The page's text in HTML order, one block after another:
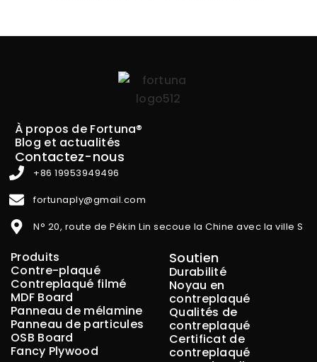
À propos de Fortuna®
Blog et actualités
Contactez-nous
+86 19953949496
fortunaply@gmail.com
N° 20, route de Pékin Lin secoue la Chine avec la ville S
Produits
Contre-plaqué
Contreplaqué filmé
MDF Board
Panneau de mélamine
Panneau de particules
OSB Board
Fancy Plywood
Soutien
Durabilité
Noyau en
contreplaqué
Qualités de
contreplaqué
Certificat de
contreplaqué